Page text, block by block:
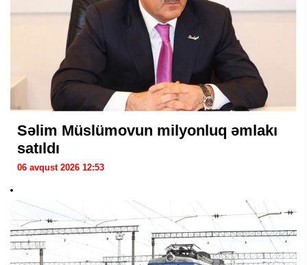
Səlim Müslümovun milyonluq əmlakı
satıldı
06 avqust 2026 12:53